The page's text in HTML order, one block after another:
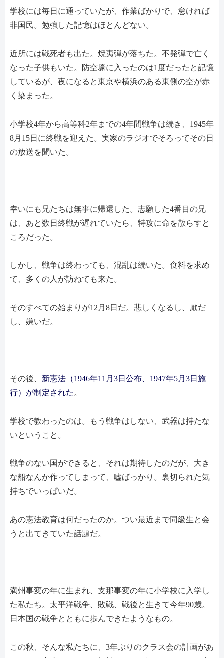
学校には毎日に通っていたが、作業ばかりで、怠ければ
非国民。勉強した記憶はほとんどない。
近所には戦死者も出た。焼夷弾が落ちた。不発弾で亡く
なった子供もいた。防空壕に入ったのは1度だったと記憶
しているが、夜になると東京や横浜のある東側の空が赤
く染まった。
小学校4年から高等科2年までの4年間戦争は続き、1945年
8月15日に終戦を迎えた。実家のラジオでそろってその日
の放送を聞いた。
幸いにも兄たちは無事に帰還した。志願した4番目の兄
は、あと数日終戦が遅れていたら、特攻に命を散らすと
ころだった。
しかし、戦争は終わっても、混乱は続いた。食料を求め
て、多くの人が訪ねても来た。
そのすべての始まりが12月8日だ。悲しくなるし、厭だ
し、嫌いだ。
その後、 新憲法（1946年11月3日公布、1947年5月3日施
行）が制定された 。
学校で教わったのは。もう戦争はしない、武器は持たな
いということ。
戦争のない国ができると、それは期待したのだが、大き
な船なんか作ってしまって、嘘ばっかり。裏切られた気
持ちでいっぱいだ。
あの憲法教育は何だったのか。つい最近まで同級生と会
うと出てきていた話題だ。
満州事変の年に生まれ、支那事変の年に小学校に入学し
た私たち。太平洋戦争、敗戦、戦後と生きて今年90歳。
日本国の戦争とともに歩んできたようなもの。
この秋、そんな私たちに、3年ぶりのクラス会の計画があ